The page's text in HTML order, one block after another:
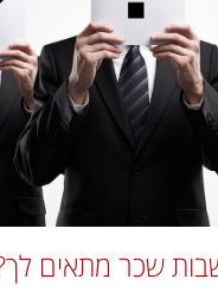
שכר מתאים